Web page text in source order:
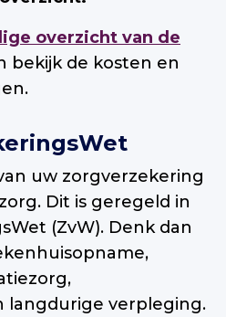
overzicht van de
bekijk de kosten en
uw zorgverzekering
Dit is geregeld in
(ZvW). Denk dan
langdurige verpleging.